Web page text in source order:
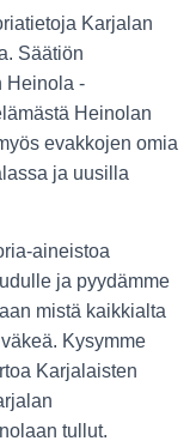
Karjalan
Säätiön
Heinola -
Heinolan
evakkojen omia
ja uusilla
aineistoa
ja pyydämme
mistä kaikkialta
Kysymme
Karjalaisten
tullut.